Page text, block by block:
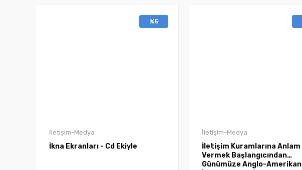
%5
İletişim-Medya
İkna Ekranları - Cd Ekiyle
İletişim-Medya
İletişim Kuramlarına Anlam
Vermek Başlangıcından
Günümüze Anglo-Amerikan